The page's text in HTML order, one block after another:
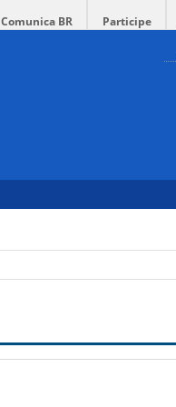
Comunica BR Participe